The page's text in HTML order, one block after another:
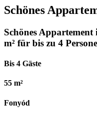
Schönes
Schönes
m² für bis zu 4
Bis 4 Gäste
55 m²
Fonyód